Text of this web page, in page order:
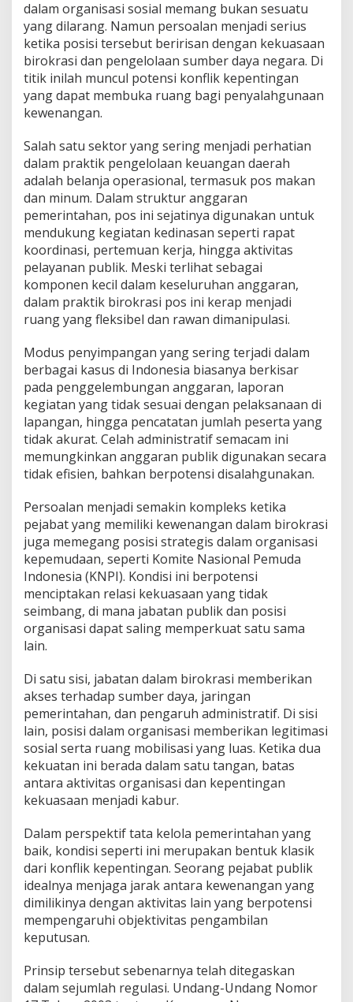
dalam organisasi sosial memang bukan sesuatu
yang dilarang. Namun persoalan menjadi serius
ketika posisi tersebut beririsan dengan kekuasaan
birokrasi dan pengelolaan sumber daya negara. Di
titik inilah muncul potensi konflik kepentingan
yang dapat membuka ruang bagi penyalahgunaan
kewenangan.
Salah satu sektor yang sering menjadi perhatian
dalam praktik pengelolaan keuangan daerah
adalah belanja operasional, termasuk pos makan
dan minum. Dalam struktur anggaran
pemerintahan, pos ini sejatinya digunakan untuk
mendukung kegiatan kedinasan seperti rapat
koordinasi, pertemuan kerja, hingga aktivitas
pelayanan publik. Meski terlihat sebagai
komponen kecil dalam keseluruhan anggaran,
dalam praktik birokrasi pos ini kerap menjadi
ruang yang fleksibel dan rawan dimanipulasi.
Modus penyimpangan yang sering terjadi dalam
berbagai kasus di Indonesia biasanya berkisar
pada penggelembungan anggaran, laporan
kegiatan yang tidak sesuai dengan pelaksanaan di
lapangan, hingga pencatatan jumlah peserta yang
tidak akurat. Celah administratif semacam ini
memungkinkan anggaran publik digunakan secara
tidak efisien, bahkan berpotensi disalahgunakan.
Persoalan menjadi semakin kompleks ketika
pejabat yang memiliki kewenangan dalam birokrasi
juga memegang posisi strategis dalam organisasi
kepemudaan, seperti Komite Nasional Pemuda
Indonesia (KNPI). Kondisi ini berpotensi
menciptakan relasi kekuasaan yang tidak
seimbang, di mana jabatan publik dan posisi
organisasi dapat saling memperkuat satu sama
lain.
Di satu sisi, jabatan dalam birokrasi memberikan
akses terhadap sumber daya, jaringan
pemerintahan, dan pengaruh administratif. Di sisi
lain, posisi dalam organisasi memberikan legitimasi
sosial serta ruang mobilisasi yang luas. Ketika dua
kekuatan ini berada dalam satu tangan, batas
antara aktivitas organisasi dan kepentingan
kekuasaan menjadi kabur.
Dalam perspektif tata kelola pemerintahan yang
baik, kondisi seperti ini merupakan bentuk klasik
dari konflik kepentingan. Seorang pejabat publik
idealnya menjaga jarak antara kewenangan yang
dimilikinya dengan aktivitas lain yang berpotensi
mempengaruhi objektivitas pengambilan
keputusan.
Prinsip tersebut sebenarnya telah ditegaskan
dalam sejumlah regulasi. Undang-Undang Nomor